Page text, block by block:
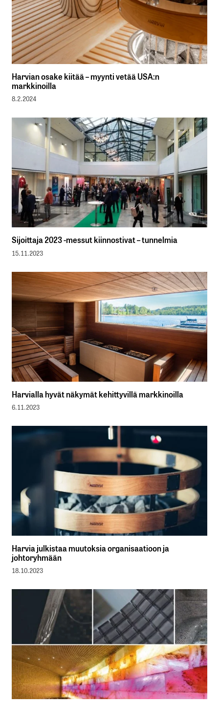
Harvian osake kiitää – myynti vetää USA:n
markkinoilla
8.2.2024
Sijoittaja 2023 -messut kiinnostivat – tunnelmia
15.11.2023
Harvialla hyvät näkymät kehittyvillä markkinoilla
6.11.2023
Harvia julkistaa muutoksia organisaatioon ja
johtoryhmään
18.10.2023